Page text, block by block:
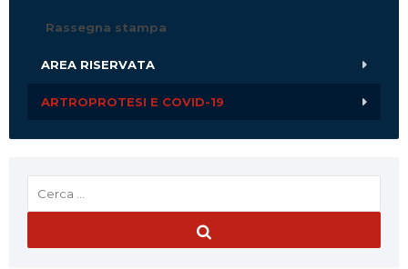
Rassegna stampa
AREA RISERVATA
ARTROPROTESI E COVID-19